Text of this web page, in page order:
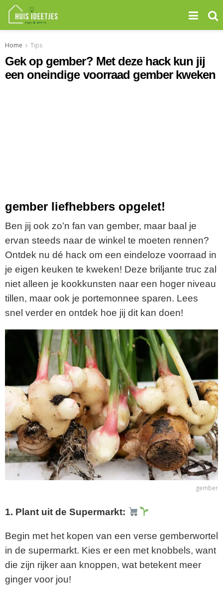
Home Tips
Gek op gember? Met deze hack kun jij
een oneindige voorraad gember kweken
gember liefhebbers opgelet!
Ben jij ook zo’n fan van gember, maar baal je
ervan steeds naar de winkel te moeten rennen?
Ontdek nu dé hack om een eindeloze voorraad in
je eigen keuken te kweken! Deze briljante truc zal
niet alleen je kookkunsten naar een hoger niveau
tillen, maar ook je portemonnee sparen. Lees
snel verder en ontdek hoe jij dit kan doen!
gember
1. Plant uit de Supermarkt:
Begin met het kopen van een verse gemberwortel
in de supermarkt. Kies er een met knobbels, want
die zijn rijker aan knoppen, wat betekent meer
ginger voor jou!